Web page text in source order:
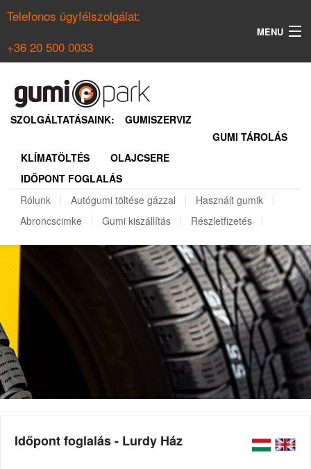
Telefonos ügyfélszolgálat:
+36 20 500 0033
MENU
NYÁRI GUMI KERESŐ
REGISZTRÁCIÓ
SZOLGÁLTATÁSAINK:
GUMISZERVIZ
GUMI TÁROLÁS
KLÍMATÖLTÉS
OLAJCSERE
IDŐPONT FOGLALÁS
Rólunk
Autógumi töltése gázzal
Használt gumik
Abroncscimke
Gumi kiszállítás Részletfizetés
Időpont foglalás - Lurdy Ház